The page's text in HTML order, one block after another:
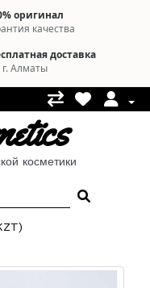
оригинал
качества
доставка
г. Алматы
косметики